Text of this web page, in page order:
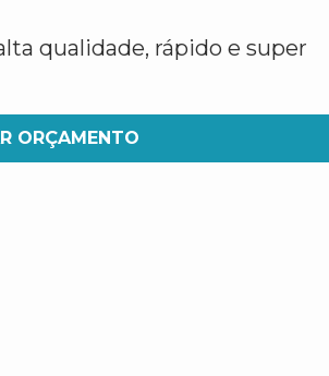
qualidade, rápido e super
ORÇAMENTO